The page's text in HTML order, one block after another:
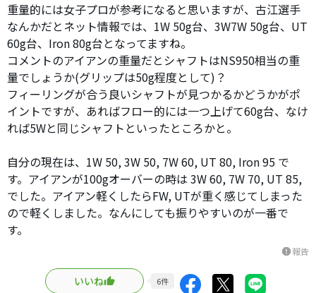
重量的には女子プロが参考になると思いますが、古江選手
なんかだとネット情報では、1W 50g台、3W7W 50g台、UT
60g台、Iron 80g台となってますね。
コメントのアイアンの重量だとシャフトはNS950相当の重
量でしょうか(グリップは50g程度として)？
フィーリングが合う良いシャフトが見つかるかどうかがポ
イントですが、あればフロー的には一つ上げて60g台、なけ
れば5Wと同じシャフトといったところかと。
自分の現在は、1W 50, 3W 50, 7W 60, UT 80, Iron 95 で
す。アイアンが100gオーバーの時は 3W 60, 7W 70, UT 85,
でした。アイアン軽くしたらFW, UTが重く感じてしまった
ので軽くしました。なんにしても振りやすいのが一番で
す。
report報告
いいね 6件